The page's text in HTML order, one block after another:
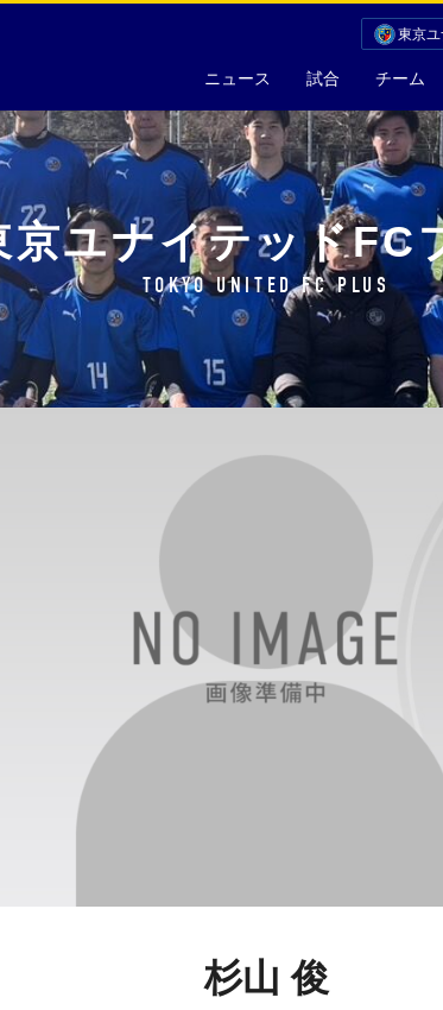
ニュース 試合 チーム
東京
京ユナイテッドFC
TOKYO UNITED FC PLUS
杉山 俊